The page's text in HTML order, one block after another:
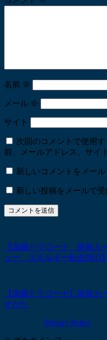
名前 ※
メール ※
サイト
次回のコメントで使用
前、メールアドレス、サイ
新しいコメントをメー
新しい投稿をメールで受
【楽園ドラゴーナ 新規
ュー エネルギー転送PRO】
【楽園ドラゴーナ】新規
すがた
Privacy Policy